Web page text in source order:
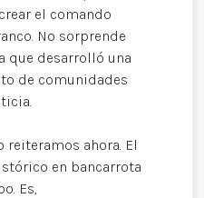
el comando
No sorprende
que desarrolló una
de comunidades
ahora. El
en bancarrota
Es,